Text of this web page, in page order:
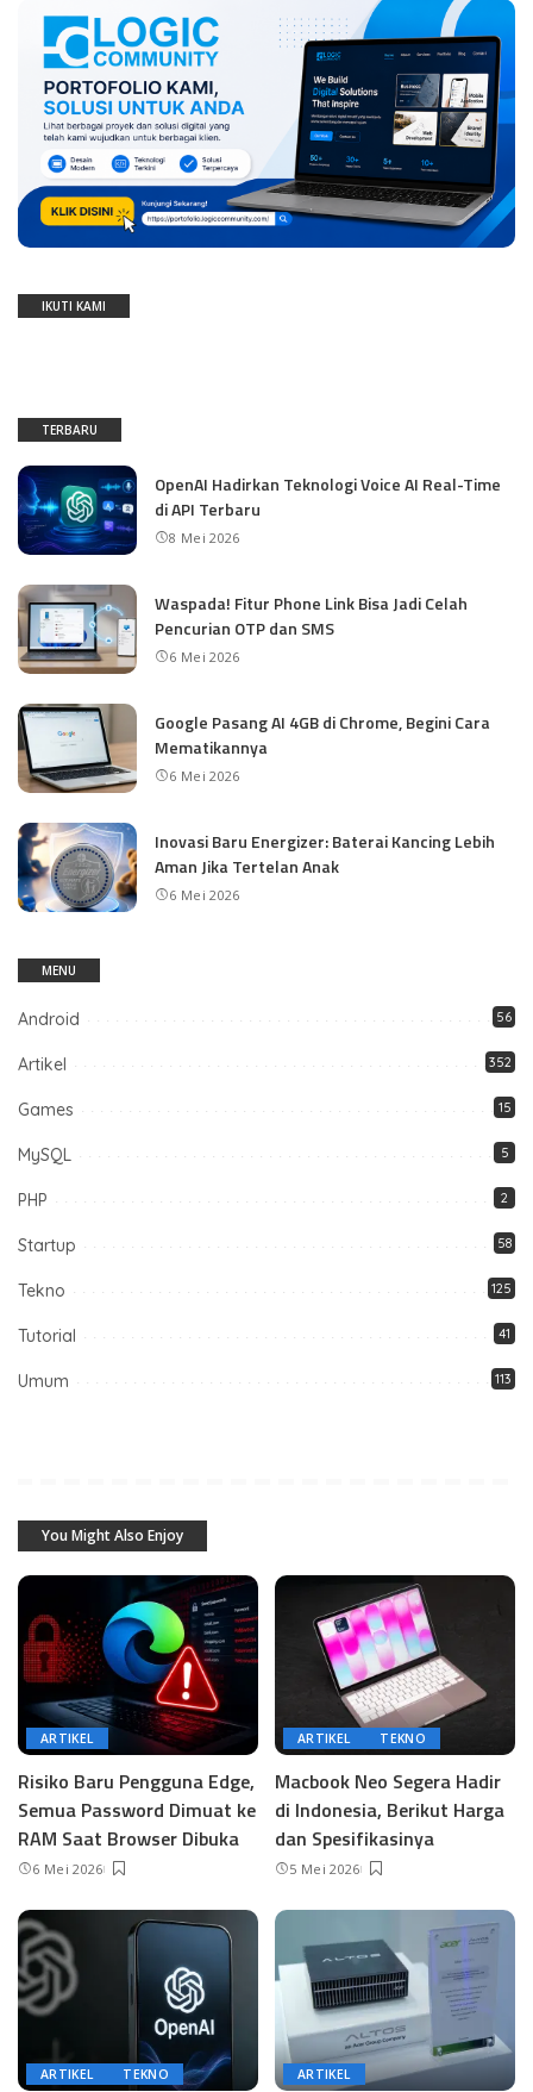
IKUTI KAMI
TERBARU
OpenAI Hadirkan Teknologi Voice AI Real-Time
di API Terbaru
8 Mei 2026
Waspada! Fitur Phone Link Bisa Jadi Celah
Pencurian OTP dan SMS
6 Mei 2026
Google Pasang AI 4GB di Chrome, Begini Cara
Mematikannya
6 Mei 2026
Inovasi Baru Energizer: Baterai Kancing Lebih
Aman Jika Tertelan Anak
6 Mei 2026
MENU
Android 56
Artikel 352
Games 15
MySQL 5
PHP 2
Startup 58
Tekno 125
Tutorial 41
Umum 113
You Might Also Enjoy
ARTIKEL
Risiko Baru Pengguna Edge,
Semua Password Dimuat ke
RAM Saat Browser Dibuka
6 Mei 2026
ARTIKEL TEKNO
Macbook Neo Segera Hadir
di Indonesia, Berikut Harga
dan Spesifikasinya
5 Mei 2026
ARTIKEL TEKNO ARTIKEL